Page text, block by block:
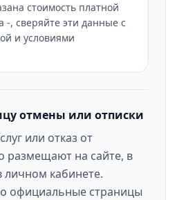
стоимость платной
-, сверяйте эти данные с
и условиями
отмены или отписки
или отказ от
на сайте, в
личном кабинете.
официальные страницы